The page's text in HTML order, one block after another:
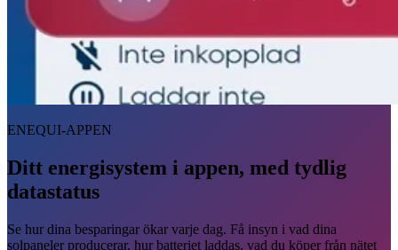
ENEQUI-APPEN
Ditt energisystem i appen, med tydlig
datastatus
Se hur dina besparingar ökar varje dag. Få insyn i vad dina
solpaneler producerar, hur batteriet laddas, vad du köper från nätet